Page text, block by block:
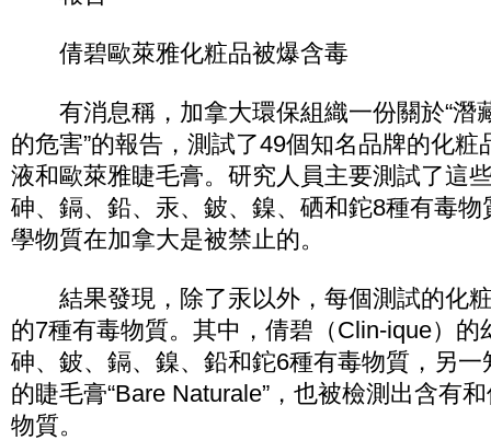
倩碧歐萊雅化粧品被爆含毒
有消息稱，加拿大環保組織一份關於“潛
的危害”的報告，測試了49個知名品牌的化粧
液和歐萊雅睫毛膏。研究人員主要測試了這
砷、鎘、鉛、汞、鈹、鎳、硒和鉈8種有毒
學物質在加拿大是被禁止的。
結果發現，除了汞以外，每個測試的化
的7種有毒物質。其中，倩碧（Clin-ique）的
砷、鈹、鎘、鎳、鉛和鉈6種有毒物質，另
的睫毛膏“Bare Naturale”，也被檢測出含有
物質。